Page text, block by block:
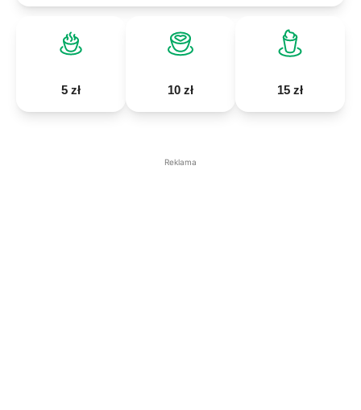
5 zł 10 zł 15 zł
Reklama